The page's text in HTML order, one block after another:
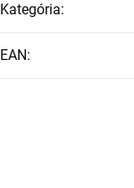
Kategória:
EAN: